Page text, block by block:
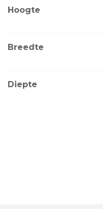
Hoogte
Breedte
Diepte